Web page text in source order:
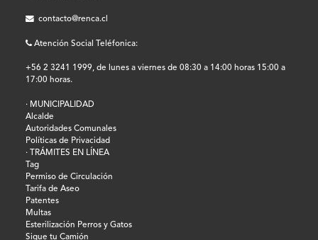
contacto@renca.cl
Atención Social Teléfonica:
+56 2 3241 1999, de lunes a viernes de 08:30 a 14:00 horas 15:00 a
17:00 horas.
· MUNICIPALIDAD
Alcalde
Autoridades Comunales
Políticas de Privacidad
· TRÁMITES EN LÍNEA
Tag
Permiso de Circulación
Tarifa de Aseo
Patentes
Multas
Esterilización Perros y Gatos
Sigue tu Camión